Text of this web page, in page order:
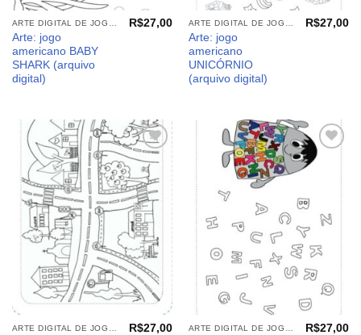
ARTE DIGITAL DE JOGO AMERICANO
Arte: jogo
americano BABY
SHARK (arquivo
digital)
R$27,00 ARTE DIGITAL DE JOGO AMERICANO
Arte: jogo
americano
UNICÓRNIO
(arquivo digital)
R$27,00
Adicionar
aos
meus
desejos
R$27,00
Adicionar
R$27,00